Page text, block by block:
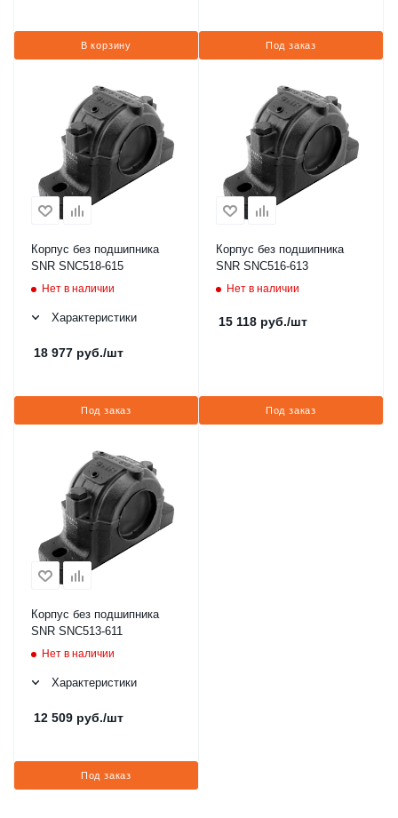
В корзину Под заказ
Корпус без подшипника
SNR SNC518-615
Нет в наличии
Характеристики
18 977 руб./шт
Под заказ
Корпус без подшипника
SNR SNC516-613
Нет в наличии
15 118 руб./шт
Под заказ
Корпус без подшипника
SNR SNC513-611
Нет в наличии
Характеристики
12 509 руб./шт
Под заказ